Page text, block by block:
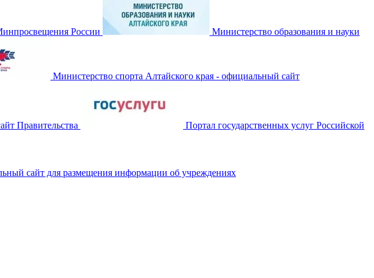
России Министерство образования и науки
Министерство спорта Алтайского края - официальный сайт
Правительства Портал государственных услуг Российской
сайт для размещения информации об учреждениях